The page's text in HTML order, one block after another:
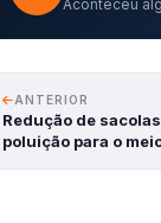
Aconteceu
ANTERIOR
Redução de
poluição para o